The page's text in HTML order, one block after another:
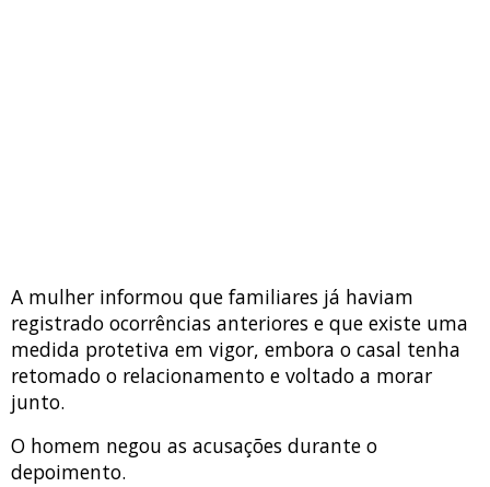
A mulher informou que familiares já haviam
registrado ocorrências anteriores e que existe uma
medida protetiva em vigor, embora o casal tenha
retomado o relacionamento e voltado a morar
junto.
O homem negou as acusações durante o
depoimento.